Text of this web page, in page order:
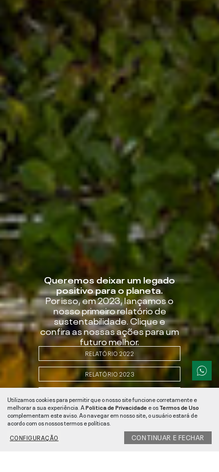
Queremos deixar um legado
positivo para o planeta.
Por isso, em 2023, lançamos o
nosso primeiro relatório de
sustentabilidade. Clique e
confira as nossas ações para um
futuro melhor.
RELATÓRIO 2022
RELATÓRIO 2023
SCROLL TO DISCOVER
Utilizamos cookies para permitir que o nosso site funcione corretamente e
melhorar a sua experiência. APolitica de Privacidade e osTermos de Uso
complementam este aviso. Ao navegar em nosso site, o usuário estará de
acordo com os nossos termos e políticas.
CONFIGURAÇÃO
CONTINUAR E FECHAR